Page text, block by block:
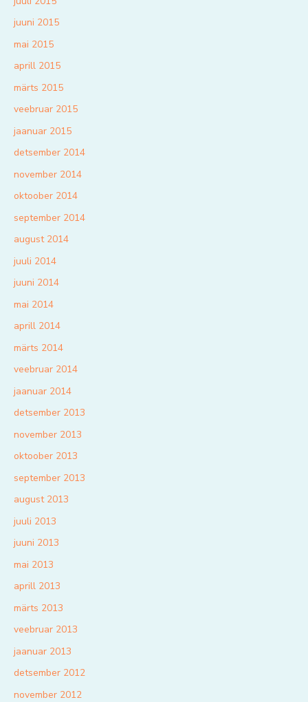
juuni 2015
mai 2015
aprill 2015
märts 2015
veebruar 2015
jaanuar 2015
detsember 2014
november 2014
oktoober 2014
september 2014
august 2014
juuli 2014
juuni 2014
mai 2014
aprill 2014
märts 2014
veebruar 2014
jaanuar 2014
detsember 2013
november 2013
oktoober 2013
september 2013
august 2013
juuli 2013
juuni 2013
mai 2013
aprill 2013
märts 2013
veebruar 2013
jaanuar 2013
detsember 2012
november 2012